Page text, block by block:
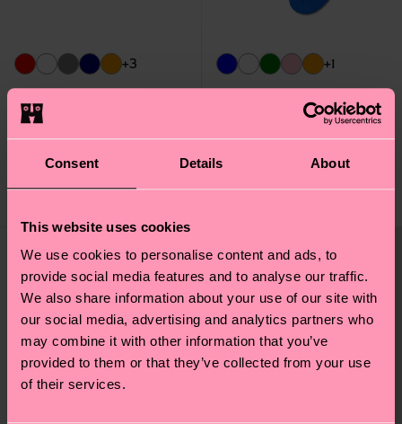
Consent Details About
This website uses cookies
We use cookies to personalise content and ads, to
provide social media features and to analyse our traffic.
We also share information about your use of our site with
our social media, advertising and analytics partners who
may combine it with other information that you’ve
provided to them or that they’ve collected from your use
of their services.
+3
Solid Short Crew Sock
7 €
EN STOCK
ALGODÓN
+1
9 €
EN STOCK
ALGODÓN